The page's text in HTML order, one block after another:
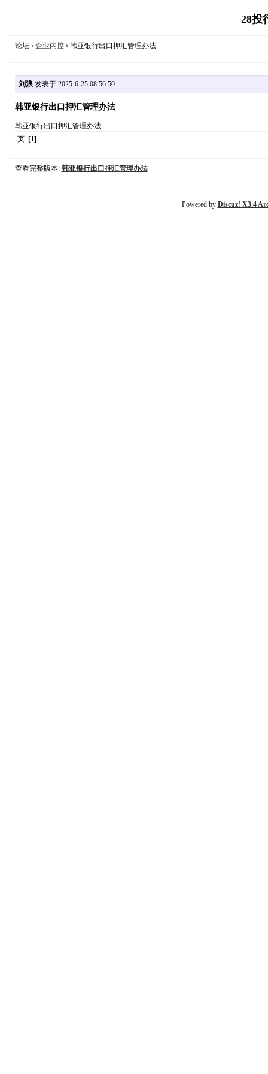
28投
论坛› 企业内控› 韩亚银行出口押汇管理办法
刘浪发表于 2025-6-25 08:56:50
韩亚银行出口押汇管理办法
韩亚银行出口押汇管理办法
页: [1]
查看完整版本: 韩亚银行出口押汇管理办法
Powered by Discuz! X3.4